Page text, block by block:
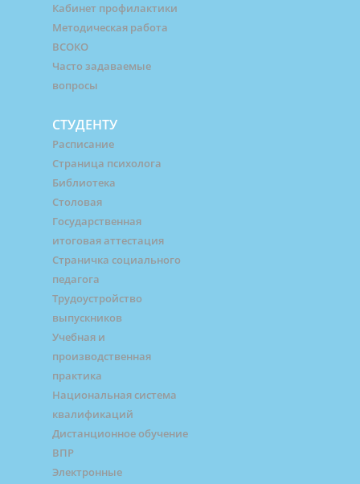
Кабинет профилактики
Методическая работа
ВСОКО
Часто задаваемые
вопросы
СТУДЕНТУ
Расписание
Страница психолога
Библиотека
Столовая
Государственная
итоговая аттестация
Страничка социального
педагога
Трудоустройство
выпускников
Учебная и
производственная
практика
Национальная система
квалификаций
Дистанционное обучение
ВПР
Электронные